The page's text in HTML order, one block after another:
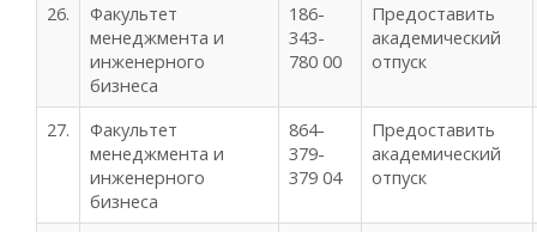
26.
Факультет
менеджмента и
инженерного
бизнеса
186-
343-
780 00
Предоставить
академический
отпуск
27.
Факультет
менеджмента и
инженерного
бизнеса
864-
379-
379 04
Предоставить
академический
отпуск